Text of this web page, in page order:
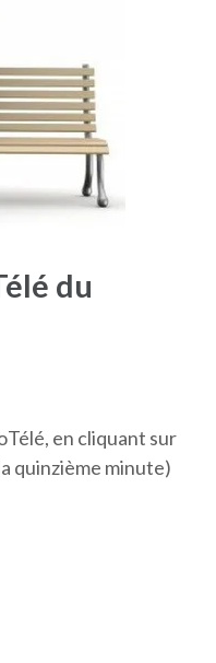
du
en cliquant sur
quinzième minute)